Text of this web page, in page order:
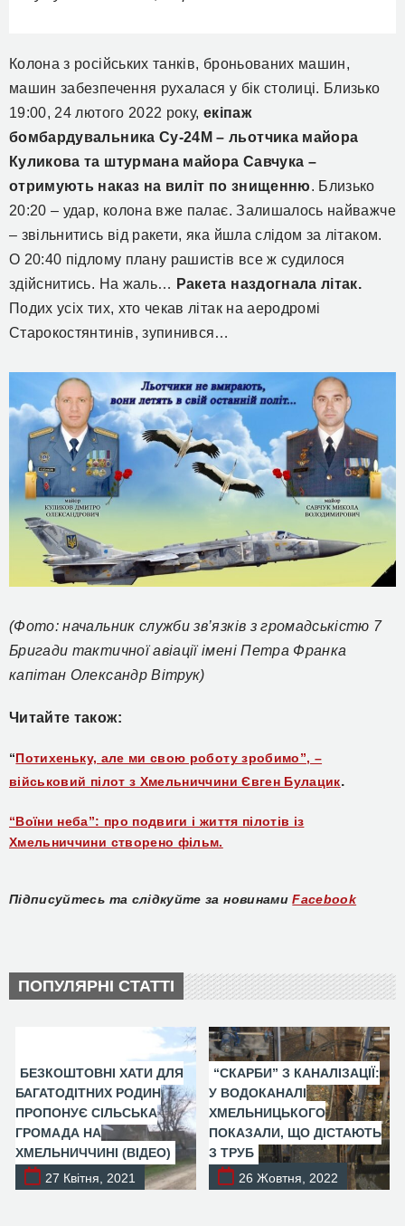
Колона з російських танків, броньованих машин,
машин забезпечення рухалася у бік столиці. Близько
19:00, 24 лютого 2022 року, екіпаж
бомбардувальника Су-24М – льотчика майора
Куликова та штурмана майора Савчука –
отримують наказ на виліт по знищенню. Близько
20:20 – удар, колона вже палає. Залишалось найважче
– звільнитись від ракети, яка йшла слідом за літаком.
О 20:40 підлому плану рашистів все ж судилося
здійснитись. На жаль… Ракета наздогнала літак.
Подих усіх тих, хто чекав літак на аеродромі
Старокостянтинів, зупинився…
(Фото: начальник служби зв’язків з громадськістю 7
Бригади тактичної авіації імені Петра Франка
капітан Олександр Вітрук)
Читайте також:
“Потихеньку, але ми свою роботу зробимо”, –
військовий пілот з Хмельниччини Євген Булацик.
“Воїни неба”: про подвиги і життя пілотів із
Хмельниччини створено фільм.
Підписуйтесь та слідкуйте за новинами Facebook
ПОПУЛЯРНІ СТАТТІ
БЕЗКОШТОВНІ ХАТИ ДЛЯ
БАГАТОДІТНИХ РОДИН
ПРОПОНУЄ СІЛЬСЬКА
ГРОМАДА НА
ХМЕЛЬНИЧЧИНІ (ВІДЕО)
27 Квітня, 2021
“СКАРБИ” З КАНАЛІЗАЦІЇ:
У ВОДОКАНАЛІ
ХМЕЛЬНИЦЬКОГО
ПОКАЗАЛИ, ЩО ДІСТАЮТЬ
З ТРУБ
26 Жовтня, 2022